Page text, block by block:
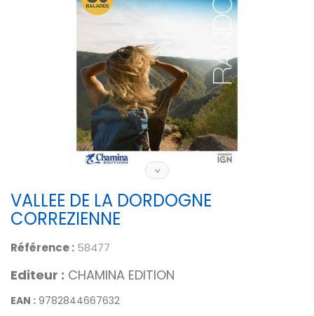
VALLEE DE LA DORDOGNE
CORREZIENNE
Référence : 58477
Editeur : CHAMINA EDITION
EAN : 9782844667632